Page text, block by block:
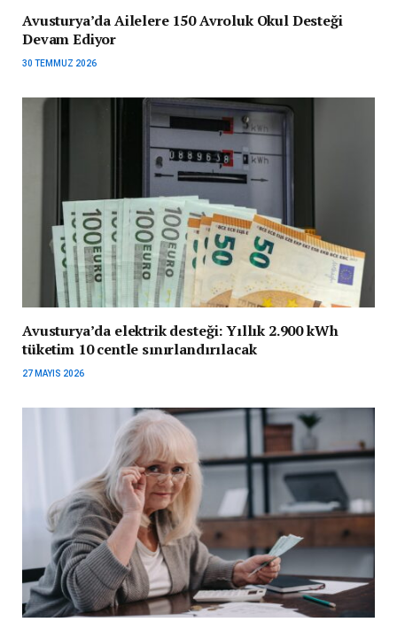
Avusturya’da Ailelere 150 Avroluk Okul Desteği
Devam Ediyor
30 TEMMUZ 2026
Avusturya’da elektrik desteği: Yıllık 2.900 kWh
tüketim 10 centle sınırlandırılacak
27 MAYIS 2026